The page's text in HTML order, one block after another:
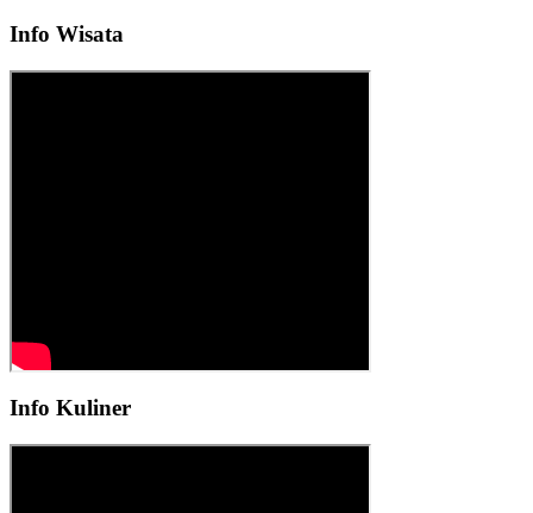
Info Wisata
Info Kuliner